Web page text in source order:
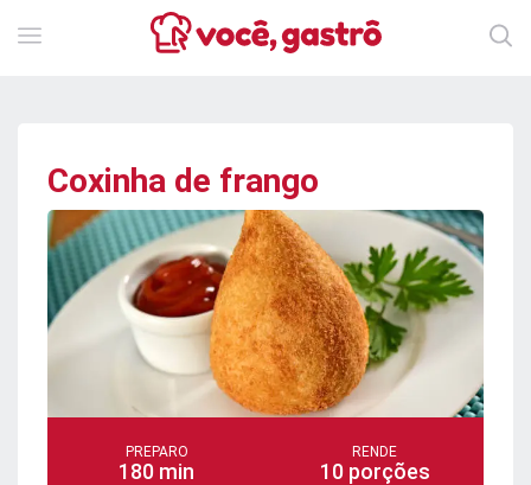
Coxinha de frango
PREPARO
180 min
RENDE
10 porções